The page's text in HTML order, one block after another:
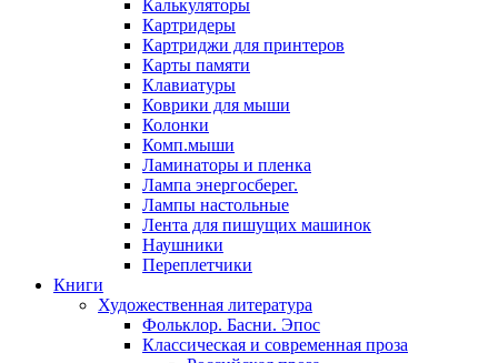
Калькуляторы
Картридеры
Картриджи для принтеров
Карты памяти
Клавиатуры
Коврики для мыши
Колонки
Комп.мыши
Ламинаторы и пленка
Лампа энергосберег.
Лампы настольные
Лента для пишущих машинок
Наушники
Переплетчики
Книги
Художественная литература
Фольклор. Басни. Эпос
Классическая и современная проза